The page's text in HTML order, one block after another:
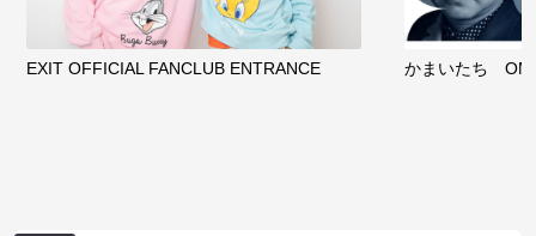
EXIT OFFICIAL FANCLUB ENTRANCE かまいたち